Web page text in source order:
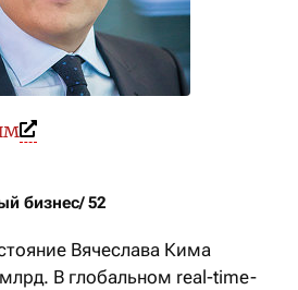
бизнес/ 52
Вячеслава Кима
В глобальном real-time-